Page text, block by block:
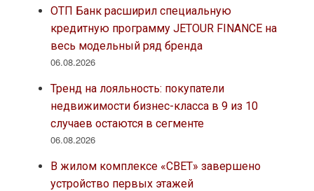
ОТП Банк расширил специальную
кредитную программу JETOUR FINANCE на
весь модельный ряд бренда
06.08.2026
Тренд на лояльность: покупатели
недвижимости бизнес-класса в 9 из 10
случаев остаются в сегменте
06.08.2026
В жилом комплексе «СВЕТ» завершено
устройство первых этажей